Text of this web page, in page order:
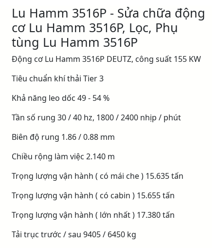
Lu Hamm 3516P - Sửa chữa động
cơ Lu Hamm 3516P, Lọc, Phụ
tùng Lu Hamm 3516P
Động cơ Lu Hamm 3516P DEUTZ, công suất 155 KW
Tiêu chuẩn khí thải Tier 3
Khả năng leo dốc 49 - 54 %
Tần số rung 30 / 40 hz, 1800 / 2400 nhịp / phút
Biên độ rung 1.86 / 0.88 mm
Chiều rộng làm việc 2.140 m
Trọng lượng vận hành ( có mái che ) 15.635 tấn
Trọng lượng vận hành ( có cabin ) 15.655 tấn
Trọng lượng vận hành ( lớn nhất ) 17.380 tấn
Tải trục trước / sau 9405 / 6450 kg